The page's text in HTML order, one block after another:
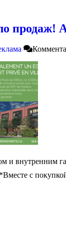
продаж!
и внутренним
покупкой